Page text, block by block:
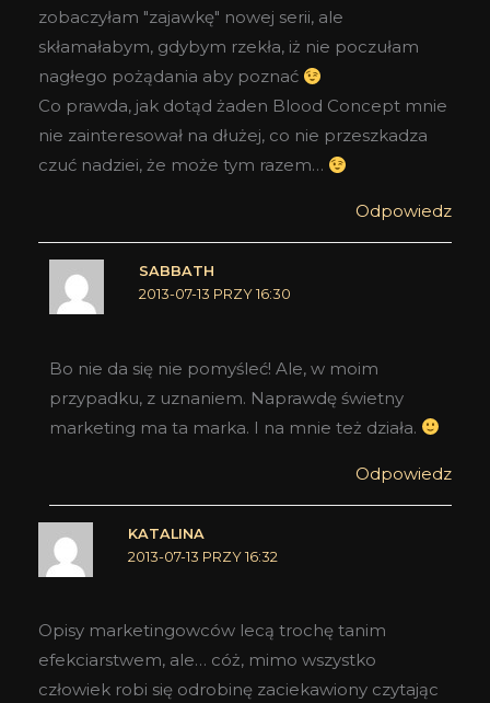
zobaczyłam "zajawkę" nowej serii, ale
skłamałabym, gdybym rzekła, iż nie poczułam
nagłego pożądania aby poznać
Co prawda, jak dotąd żaden Blood Concept mnie
nie zainteresował na dłużej, co nie przeszkadza
czuć nadziei, że może tym razem…
Odpowiedz
SABBATH
2013-07-13 PRZY 16:30
Bo nie da się nie pomyśleć! Ale, w moim
przypadku, z uznaniem. Naprawdę świetny
marketing ma ta marka. I na mnie też działa.
Odpowiedz
KATALINA
2013-07-13 PRZY 16:32
Opisy marketingowców lecą trochę tanim
efekciarstwem, ale… cóż, mimo wszystko
człowiek robi się odrobinę zaciekawiony czytając